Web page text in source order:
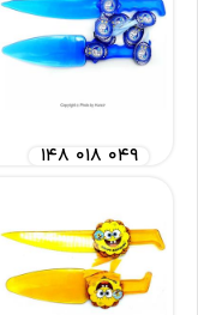
۱۴۸ ۰۱۸ ۰۴۹